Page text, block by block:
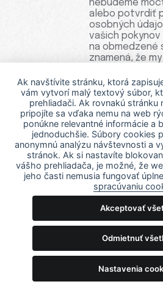
nebudeme
alebo potvrdiť
osobných
vašich
na obmedzené
znamená, že
môžeme
údaje iba v
ak je to
právnymi
niekoho iného,
významný
spracovaní.
Môžete tiež
obmedzili
osobných
nezákonné,
Právo
Ak sa
na
spracovaniu
prípadoch
spracovávaní
Ak navštívite stránku, ktorá
vám vytvorí malý textový súbor,
prehliadači. Ak rovnakú stránku
pripojíte sa vďaka nemu na web
ponúkne relevantné informácie a
jednoduchšie. Súbory cookies
anonymnú analýzu návštevnosti a
stránok. Ak si nastavíte
vášho prehliadača, je možné, že
jeho časti nemusia fungovať
spracúvaniu
Akceptovať
Odmietnuť
Nastavenia